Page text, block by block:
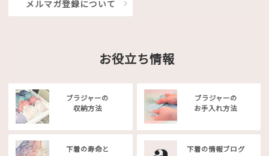
メルマガ登録について
お役立ち情報
ブラジャーの
収納方法
ブラジャーの
お手入れ方法
下着の寿命と
下着の情報ブログ